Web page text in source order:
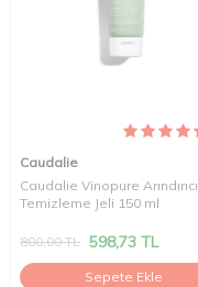
Caudalie
Caudalie Vinopure Arındırıcı
Temizleme Jeli 150 ml
800,00TL 598,73 TL
Sepete Ekle